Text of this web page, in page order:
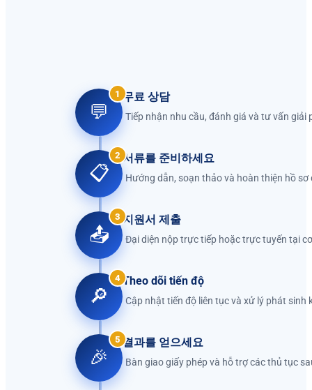
💬
1 무료 상담
Tiếp nhận nhu cầu, đánh giá và tư vấn giải
📋
2 서류를 준비하세요
Hướng dẫn, soạn thảo và hoàn thiện hồ sơ
📤
3 지원서 제출
Đại diện nộp trực tiếp hoặc trực tuyến tại
🔎
4 Theo dõi tiến độ
Cập nhật tiến độ liên tục và xử lý phát sinh
🎉
5 결과를 얻으세요
Bàn giao giấy phép và hỗ trợ các thủ tục